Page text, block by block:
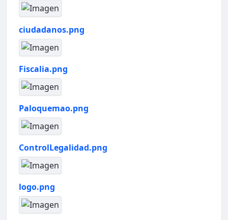
ciudadanos.png
Fiscalia.png
Paloquemao.png
ControlLegalidad.png
logo.png